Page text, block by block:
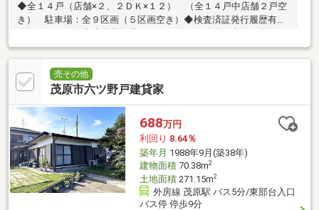
◆全１４戸（店舗×２、２ＤＫ×１２） （全１４戸中店舗２戸空
き） 駐車場：全９区画（５区画空き）◆検査済証発行履歴有◆
８ｍ公道、西側：約４．８ｍ公道【修繕履歴】令和元年：給水ポ
ンプ交換工事（台風時北側河川氾濫により１階部分浸水あり）令
和２年：エレベーター交換工事令和３年：１０１号室（店舗）シ
ャッター取替工事・屋上防水工事
売その他
茂原市六ツ野戸建貸家
688万円
利回り 8.64％
築年月 1988年9月(築38年)
建物面積70.38m2
土地面積271.15m2
外房線 茂原駅 バス5分/東部台入口
バス停 停歩9分